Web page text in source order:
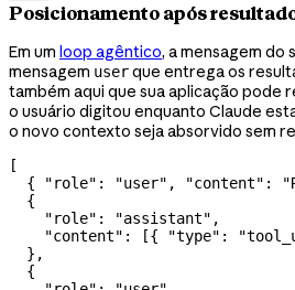
Posicionamento após
Em um loop agêntico, a mensagem do
mensagem userque entrega os
também aqui que sua aplicação pode
o usuário digitou enquanto Claude
o novo contexto seja absorvido sem
[
  {
"role" : "user" , "content" :
  {
    "role"
: "assistant" ,
    "content"
: [{ "type" :
  },
  {